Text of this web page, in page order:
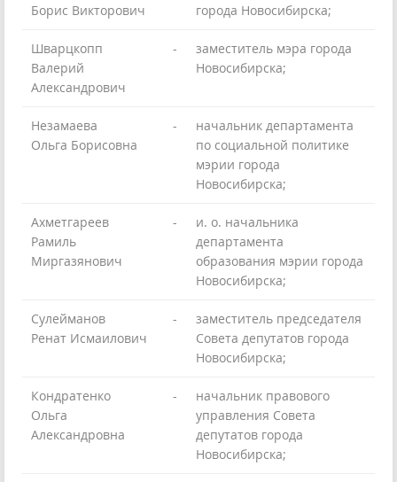
Борис Викторович
города Новосибирска;
Шварцкопп
Валерий
Александрович
-
заместитель мэра города
Новосибирска;
Незамаева
Ольга Борисовна
-
начальник департамента
по социальной политике
мэрии города
Новосибирска;
Ахметгареев
Рамиль
Миргазянович
-
и. о. начальника
департамента
образования мэрии города
Новосибирска;
Сулейманов
Ренат Исмаилович
-
заместитель председателя
Совета депутатов города
Новосибирска;
Кондратенко
Ольга
Александровна
-
начальник правового
управления Совета
депутатов города
Новосибирска;